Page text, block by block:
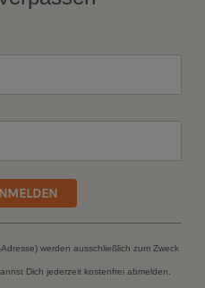
werden ausschließlich zum Zweck
Dich jederzeit kostenfrei abmelden.